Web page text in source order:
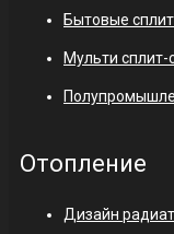
Бытовые
Мульти сплит-
Отопление
Дизайн